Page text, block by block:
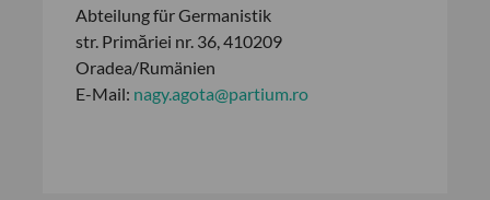
Abteilung für Germanistik
str. Primăriei nr. 36, 410209
Oradea/Rumänien
E-Mail: nagy.agota@partium.ro